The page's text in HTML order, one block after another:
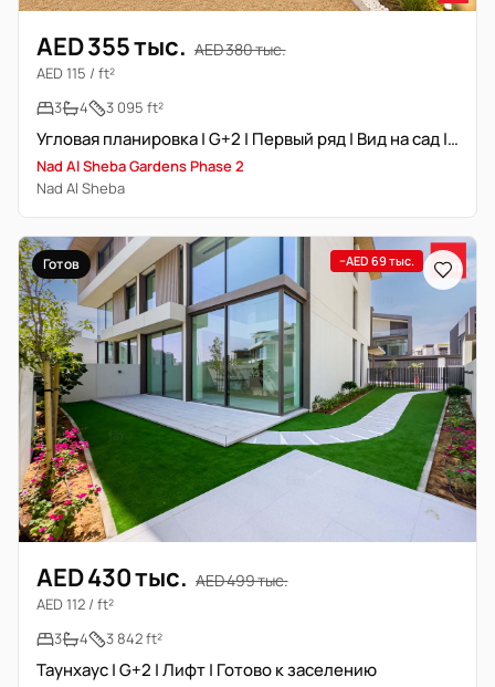
AED 355 тыс. AED 380 тыс.
AED 115 / ft²
3
4 3 095 ft²
Угловая планировка | G+2 | Первый ряд | Вид на сад | Свободна
Nad Al Sheba Gardens Phase 2
Nad Al Sheba
Готов −AED 69 тыс.
AED 430 тыс. AED 499 тыс.
AED 112 / ft²
3
4 3 842 ft²
Таунхаус | G+2 | Лифт | Готово к заселению